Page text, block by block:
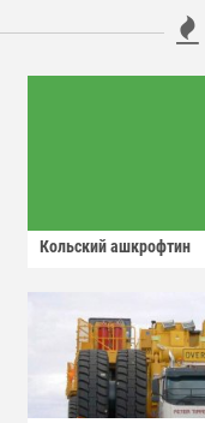
Кольский ашкрофтин